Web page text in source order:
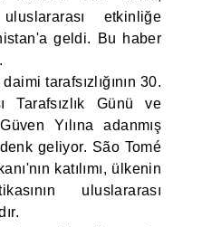
etkinliğe
geldi. Bu haber
tarafsızlığının 30.
Tarafsızlık Günü ve
Yılına adanmış
geliyor. São Tomé
katılımı, ülkenin
uluslararası